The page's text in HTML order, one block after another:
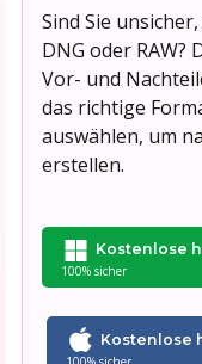
Sind Sie
DNG oder RAW?
Vor- und
das richtige
auswählen, um
erstellen.
Kostenlose
100% sicher
Kostenlose